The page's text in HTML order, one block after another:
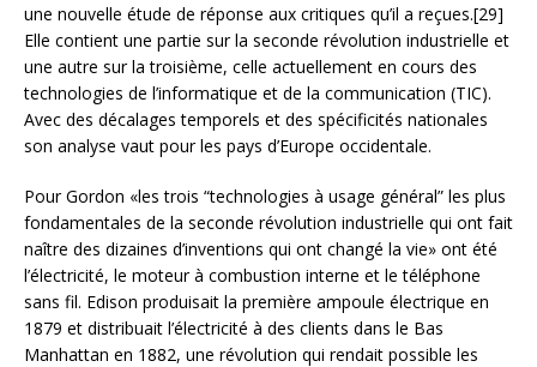
une nouvelle étude de réponse aux critiques qu’il a reçues.[29]
Elle contient une partie sur la seconde révolution industrielle et
une autre sur la troisième, celle actuellement en cours des
technologies de l’informatique et de la communication (TIC).
Avec des décalages temporels et des spécificités nationales
son analyse vaut pour les pays d’Europe occidentale.
Pour Gordon «les trois “technologies à usage général” les plus
fondamentales de la seconde révolution industrielle qui ont fait
naître des dizaines d’inventions qui ont changé la vie» ont été
l’électricité, le moteur à combustion interne et le téléphone
sans fil. Edison produisait la première ampoule électrique en
1879 et distribuait l’électricité à des clients dans le Bas
Manhattan en 1882, une révolution qui rendait possible les